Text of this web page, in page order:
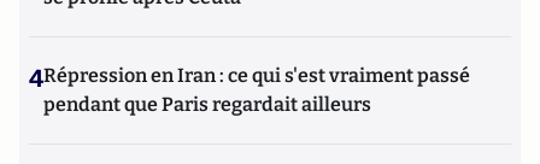
4Répression en Iran : ce qui s'est vraiment passé
pendant que Paris regardait ailleurs